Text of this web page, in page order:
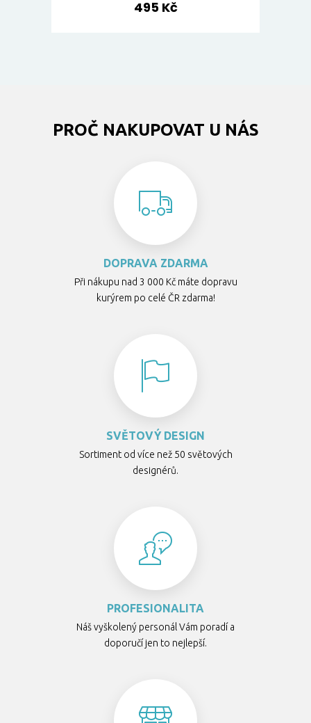
495 Kč
PROČ NAKUPOVAT U NÁS
DOPRAVA ZDARMA
Při nákupu nad 3 000 Kč máte dopravu
kurýrem po celé ČR zdarma!
SVĚTOVÝ DESIGN
Sortiment od více než 50 světových
designérů.
PROFESIONALITA
Náš vyškolený personál Vám poradí a
doporučí jen to nejlepší.